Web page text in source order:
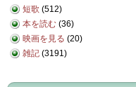
短歌 (512)
本を読む (36)
映画を見る (20)
雑記 (3191)